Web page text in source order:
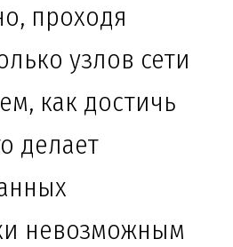
проходя
узлов сети
как достичь
делает
невозможным